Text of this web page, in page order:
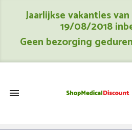
Jaarlijkse vakanties
19/08/2018
Geen bezorging
